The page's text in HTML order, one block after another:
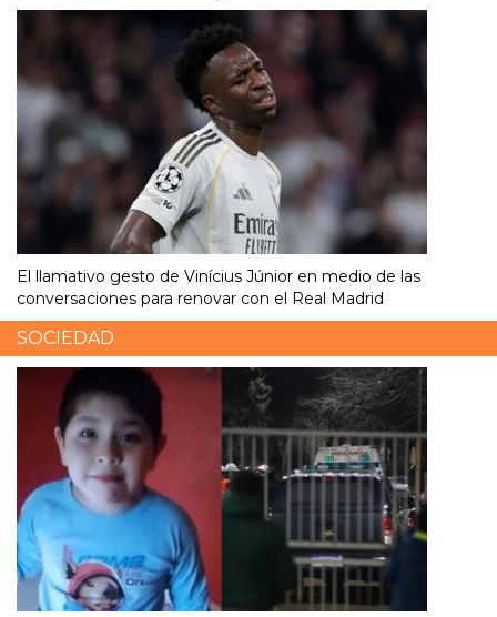
El llamativo gesto de Vinícius Júnior en medio de las
conversaciones para renovar con el Real Madrid
SOCIEDAD